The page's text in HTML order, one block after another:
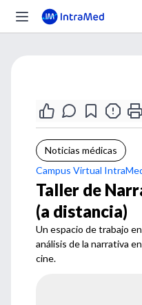
Noticias médicas
Campus Virtual
Taller de
(a distancia)
Un espacio de trabajo
análisis de la narrativa
cine.